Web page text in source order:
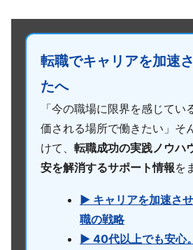
転職でキャリアを加速
たへ
「今の職場に限界を感じてい
価される場所で働きたい」そ
けて、 転職成功の実践ノウハ
安を解消するサポート情報を
▶ キャリアを加速さ
職の戦略
▶ 40代以上でも安心